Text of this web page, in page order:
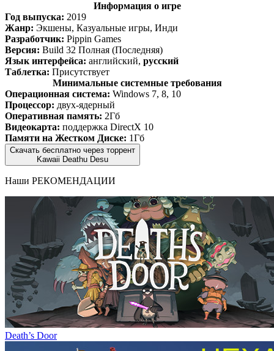
Информация о игре
Год выпуска: 2019
Жанр: Экшены, Казуальные игры, Инди
Разработчик: Pippin Games
Версия: Build 32 Полная (Последняя)
Язык интерфейса: английский, русский
Таблетка: Присутствует
Минимальные системные требования
Операционная система: Windows 7, 8, 10
Процессор: двух-ядерный
Оперативная память: 2Гб
Видеокарта: поддержка DirectX 10
Памяти на Жестком Диске: 1Гб
Скачать бесплатно через торрент
Kawaii Deathu Desu
Наши РЕКОМЕНДАЦИИ
Death’s Door